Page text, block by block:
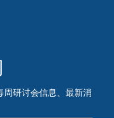
研讨会信息、最新消